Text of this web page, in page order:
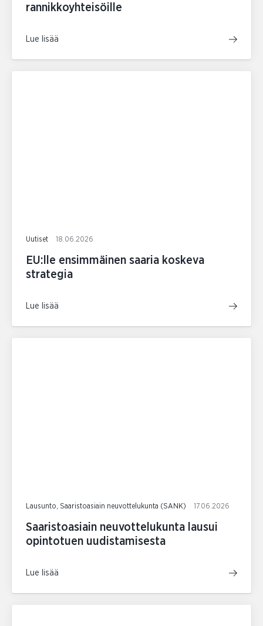
rannikkoyhteisöille
Lue lisää
Uutiset 18.06.2026
EU:lle ensimmäinen saaria koskeva
strategia
Lue lisää
Lausunto, Saaristoasiain neuvottelukunta (SANK) 17.06.2026
Saaristoasiain neuvottelukunta lausui
opintotuen uudistamisesta
Lue lisää